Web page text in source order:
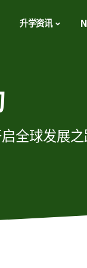
升学资讯
全球发展